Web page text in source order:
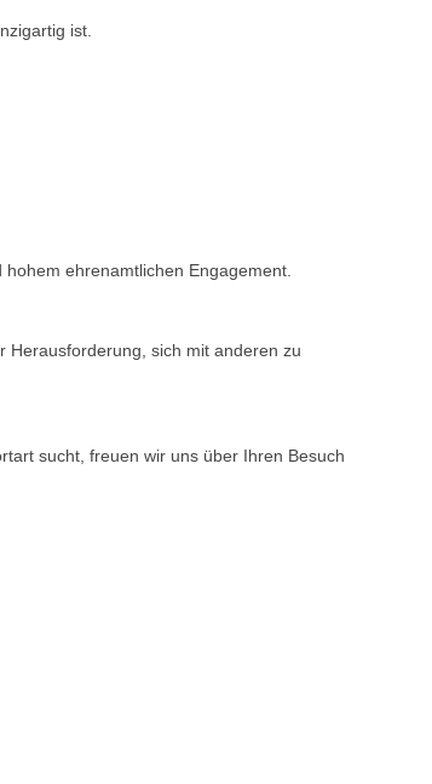
ist.
ehrenamtlichen Engagement.
Herausforderung, sich mit anderen zu
sucht, freuen wir uns über Ihren Besuch